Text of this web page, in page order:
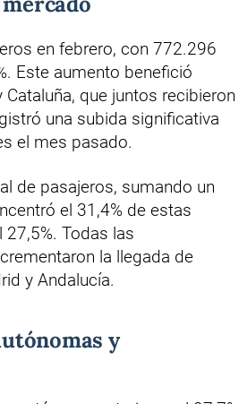
en febrero, con 772.296
Este aumento benefició
que juntos recibieron
una subida significativa
el mes pasado.
de pasajeros, sumando un
el 31,4% de estas
Todas las
la llegada de
y Andalucía.
y